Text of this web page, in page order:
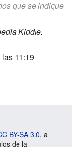
que se indique
Kiddle.
11:19
BY-SA 3.0, a
de la